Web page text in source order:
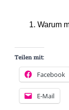
1. Warum
Teilen mit:
Facebook
E-Mail